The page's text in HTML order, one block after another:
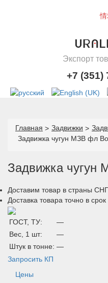
Экспорт
+7 (351)
Главная Задвижки
Задвижка чугун МЗВ фл
Задвижка чугун
Доставим товар в страны СНГ
Доставка товара точно в срок
ГОСТ, ТУ:
—
Вес, 1 шт:
—
Штук в тонне: —
Запросить КП
Цены